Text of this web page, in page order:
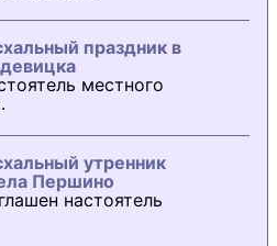
праздник в
местного
утренник
Першино
настоятель